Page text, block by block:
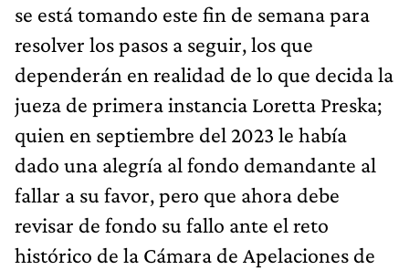
se está tomando este fin de semana para
resolver los pasos a seguir, los que
dependerán en realidad de lo que decida la
jueza de primera instancia Loretta Preska;
quien en septiembre del 2023 le había
dado una alegría al fondo demandante al
fallar a su favor, pero que ahora debe
revisar de fondo su fallo ante el reto
histórico de la Cámara de Apelaciones de